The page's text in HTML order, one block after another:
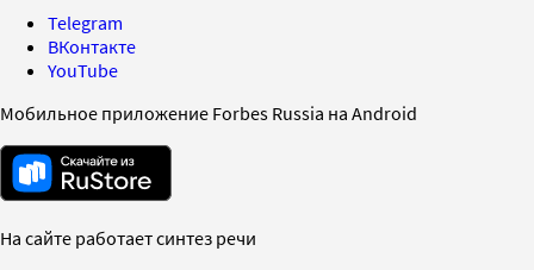
Telegram
ВКонтакте
YouTube
Мобильное приложение Forbes Russia на Android
На сайте работает синтез речи